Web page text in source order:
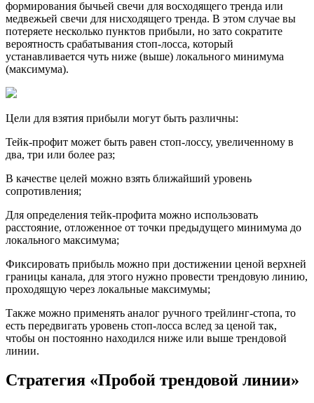
формирования бычьей свечи для восходящего тренда или
медвежьей свечи для нисходящего тренда. В этом случае вы
потеряете несколько пунктов прибыли, но зато сократите
вероятность срабатывания стоп-лосса, который
устанавливается чуть ниже (выше) локального минимума
(максимума).
Цели для взятия прибыли могут быть различны:
Тейк-профит может быть равен стоп-лоссу, увеличенному в
два, три или более раз;
В качестве целей можно взять ближайший уровень
сопротивления;
Для определения тейк-профита можно использовать
расстояние, отложенное от точки предыдущего минимума до
локального максимума;
Фиксировать прибыль можно при достижении ценой верхней
границы канала, для этого нужно провести трендовую линию,
проходящую через локальные максимумы;
Также можно применять аналог ручного трейлинг-стопа, то
есть передвигать уровень стоп-лосса вслед за ценой так,
чтобы он постоянно находился ниже или выше трендовой
линии.
Стратегия «Пробой трендовой линии»